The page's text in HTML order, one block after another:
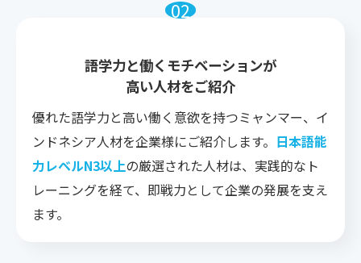
語学力と働くモチベーションが
高い人材をご紹介
優れた語学力と高い働く意欲を持つミャンマー、イ
ンドネシア人材を企業様にご紹介します。 日本語能
力レベルN3以上の厳選された人材は、実践的なト
レーニングを経て、即戦力として企業の発展を支え
ます。